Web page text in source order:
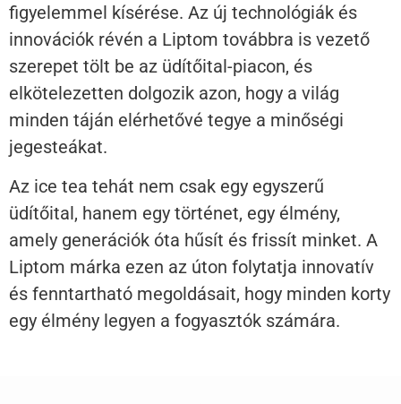
figyelemmel kísérése. Az új technológiák és
innovációk révén a Liptom továbbra is vezető
szerepet tölt be az üdítőital-piacon, és
elkötelezetten dolgozik azon, hogy a világ
minden táján elérhetővé tegye a minőségi
jegesteákat.
Az ice tea tehát nem csak egy egyszerű
üdítőital, hanem egy történet, egy élmény,
amely generációk óta hűsít és frissít minket. A
Liptom márka ezen az úton folytatja innovatív
és fenntartható megoldásait, hogy minden korty
egy élmény legyen a fogyasztók számára.